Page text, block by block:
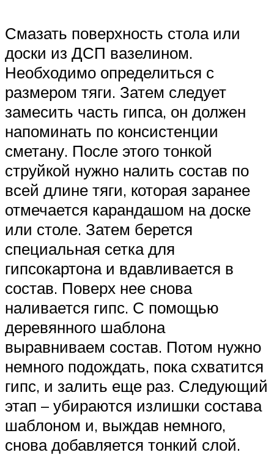
Смазать поверхность стола или
доски из ДСП вазелином.
Необходимо определиться с
размером тяги. Затем следует
замесить часть гипса, он должен
напоминать по консистенции
сметану. После этого тонкой
струйкой нужно налить состав по
всей длине тяги, которая заранее
отмечается карандашом на доске
или столе. Затем берется
специальная сетка для
гипсокартона и вдавливается в
состав. Поверх нее снова
наливается гипс. С помощью
деревянного шаблона
выравниваем состав. Потом нужно
немного подождать, пока схватится
гипс, и залить еще раз. Следующий
этап – убираются излишки состава
шаблоном и, выждав немного,
снова добавляется тонкий слой.